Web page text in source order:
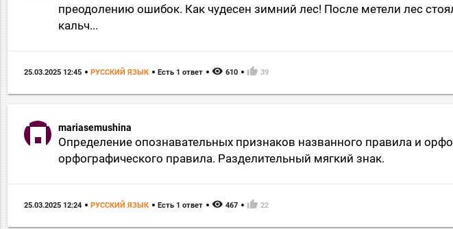
преодолению ошибок. Как чудесен зимний лес! После метели лес
кальч...
25.03.2025 12:45 РУССКИЙ ЯЗЫК Есть 1 ответ remove_red_eye 610 thumb_up 39
mariasemushina
Определение опознавательных признаков названного правила и
орфографического правила. Разделительный мягкий знак.
25.03.2025 12:24 РУССКИЙ ЯЗЫК Есть 1 ответ remove_red_eye 467 thumb_up 22